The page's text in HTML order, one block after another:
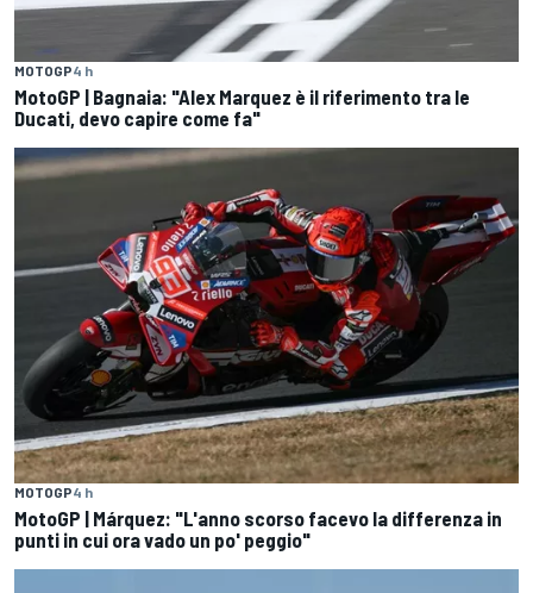
MOTOGP4 h
MotoGP | Bagnaia: "Alex Marquez è il riferimento tra le
Ducati, devo capire come fa"
MOTOGP4 h
MotoGP | Márquez: "L'anno scorso facevo la differenza in
punti in cui ora vado un po' peggio"